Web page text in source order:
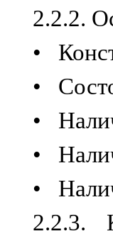
2.2.2.
•
•
•
•
•
2.2.3.